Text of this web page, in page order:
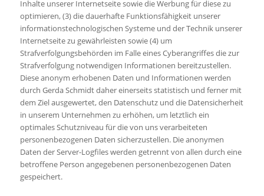
Inhalte unserer Internetseite sowie die Werbung für diese zu
optimieren, (3) die dauerhafte Funktionsfähigkeit unserer
informationstechnologischen Systeme und der Technik unserer
Internetseite zu gewährleisten sowie (4) um
Strafverfolgungsbehörden im Falle eines Cyberangriffes die zur
Strafverfolgung notwendigen Informationen bereitzustellen.
Diese anonym erhobenen Daten und Informationen werden
durch Gerda Schmidt daher einerseits statistisch und ferner mit
dem Ziel ausgewertet, den Datenschutz und die Datensicherheit
in unserem Unternehmen zu erhöhen, um letztlich ein
optimales Schutzniveau für die von uns verarbeiteten
personenbezogenen Daten sicherzustellen. Die anonymen
Daten der Server-Logfiles werden getrennt von allen durch eine
betroffene Person angegebenen personenbezogenen Daten
gespeichert.